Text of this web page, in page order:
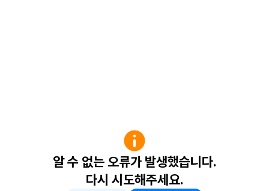
알 수 없는 오류가 발생했습니다.
다시 시도해주세요.